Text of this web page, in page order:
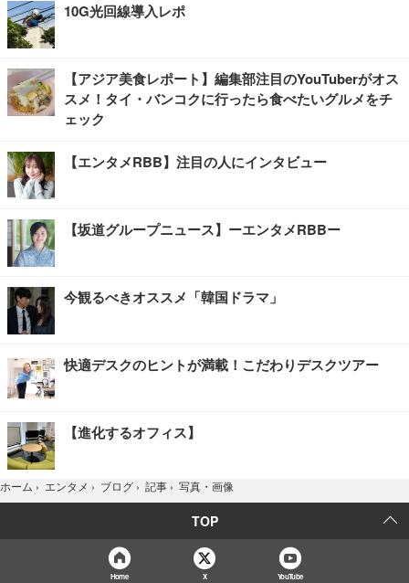
10G光回線導入レポ
【アジア美食レポート】編集部注目のYouTuberがオス
スメ！タイ・バンコクに行ったら食べたいグルメをチ
ェック
【エンタメRBB】注目の人にインタビュー
【坂道グループニュース】ーエンタメRBBー
今観るべきオススメ「韓国ドラマ」
快適デスクのヒントが満載！こだわりデスクツアー
【進化するオフィス】
ホーム › エンタメ › ブログ › 記事 › 写真・画像
TOP
Home X YouTube